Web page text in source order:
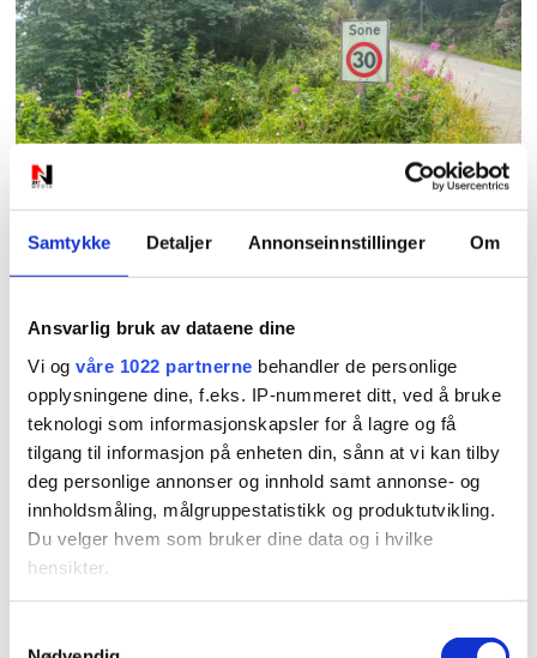
Samtykke Detaljer Annonseinnstillinger Om
Ansvarlig bruk av dataene dine
Vi og våre 1022 partnerne behandler de personlige
opplysningene dine, f.eks. IP-nummeret ditt, ved å bruke
teknologi som informasjonskapsler for å lagre og få
tilgang til informasjon på enheten din, sånn at vi kan tilby
deg personlige annonser og innhold samt annonse- og
innholdsmåling, målgruppestatistikk og produktutvikling.
Du velger hvem som bruker dine data og i hvilke
hensikter.
PLUS
Klaget på dårlig sikt.
Fylkeskommunen
avklarer ansvaret